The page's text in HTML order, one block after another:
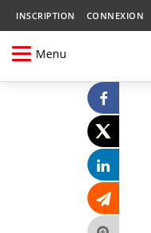
INSCRIPTION CONNEXION
Menu